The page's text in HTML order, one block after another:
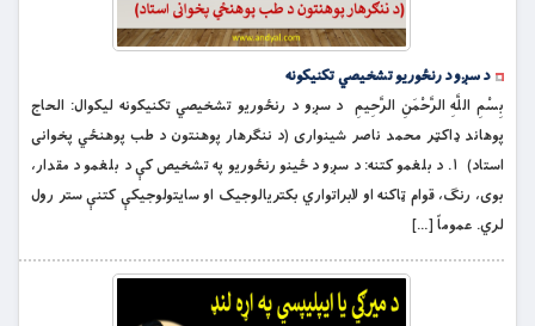
د سږو د رنځوريو تشخیصي تکنیکونه
بِسْمِ اللَّهِ الرَّحْمَنِ الرَّحِيمِ د سږو د رنځوريو تشخیصي تکنیکونه لیکوال: الحاج
پوهاند ډاکټر محمد ناصر شينواری (د ننګرهار پوهنتون د طب پوهنځي پخوانی
استاد) ۱. د بلغمو کتنه: د سږو د ځینو رنځوريو په تشخیص کې د بلغمو د مقدار،
بوی، رنګ، قوام ټاکنه او لابراتواري بکتریالوجیک او سایتولوجیکې کتنې ستر رول
لري. عموماً […]